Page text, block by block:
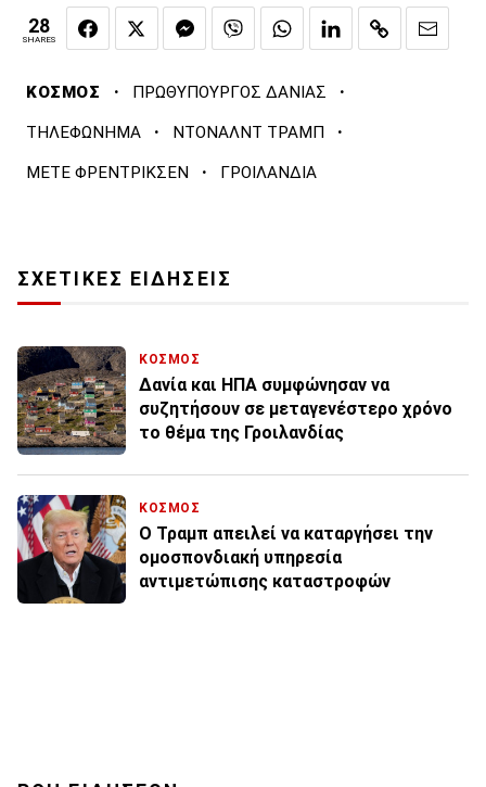
28
SHARES
ΚΟΣΜΟΣ · ΠΡΩΘΥΠΟΥΡΓΟΣ ΔΑΝΙΑΣ ·
ΤΗΛΕΦΩΝΗΜΑ · ΝΤΟΝΑΛΝΤ ΤΡΑΜΠ ·
ΜΕΤΕ ΦΡΕΝΤΡΙΚΣΕΝ · ΓΡΟΙΛΑΝΔΙΑ
ΣΧΕΤΙΚΕΣ ΕΙΔΗΣΕΙΣ
ΚΟΣΜΟΣ
Δανία και ΗΠΑ συμφώνησαν να
συζητήσουν σε μεταγενέστερο χρόνο
το θέμα της Γροιλανδίας
ΚΟΣΜΟΣ
Ο Τραμπ απειλεί να καταργήσει την
ομοσπονδιακή υπηρεσία
αντιμετώπισης καταστροφών